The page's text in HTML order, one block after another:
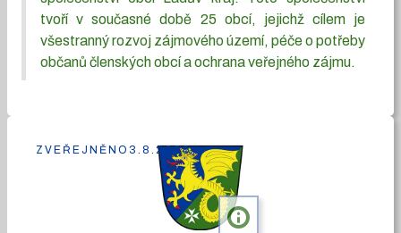
tvoří v současné době 25 obcí, jejichž cílem je
všestranný rozvoj zájmového území, péče o potřeby
občanů členských obcí a ochrana veřejného zájmu.
info
ZVEŘEJNĚNO 3.8.2026